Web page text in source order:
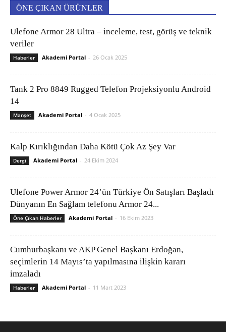
ÖNE ÇIKAN ÜRÜNLER
Ulefone Armor 28 Ultra – inceleme, test, görüş ve teknik
veriler
Haberler Akademi Portal - 26 Ocak 2025
Tank 2 Pro 8849 Rugged Telefon Projeksiyonlu Android
14
Manşet Akademi Portal - 4 Ocak 2025
Kalp Kırıklığından Daha Kötü Çok Az Şey Var
Dergi Akademi Portal - 24 Ekim 2024
Ulefone Power Armor 24’ün Türkiye Ön Satışları Başladı
Dünyanın En Sağlam telefonu Armor 24...
Öne Çıkan Haberler Akademi Portal - 16 Ekim 2023
Cumhurbaşkanı ve AKP Genel Başkanı Erdoğan,
seçimlerin 14 Mayıs’ta yapılmasına ilişkin kararı
imzaladı
Haberler Akademi Portal - 11 Mart 2023